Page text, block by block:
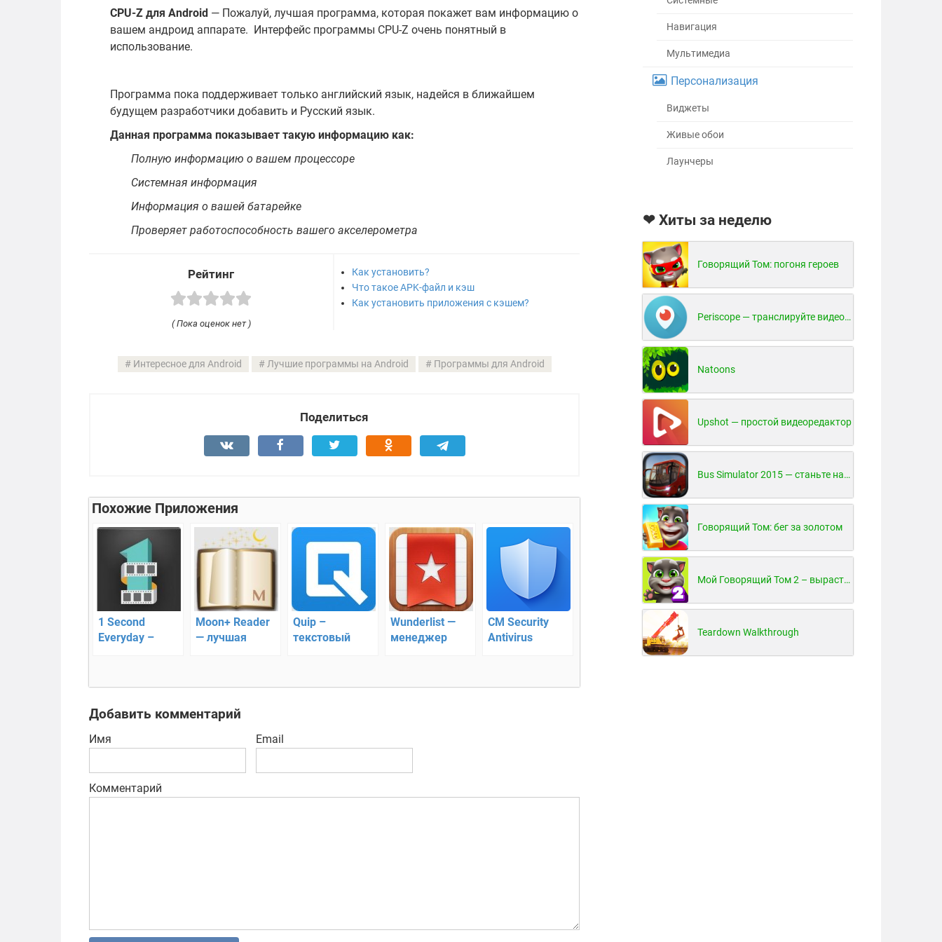
CPU-Z для Android — Пожалуй, лучшая программа, которая покажет вам информацию о
вашем андроид аппарате. Интерфейс программы CPU-Z очень понятный в
использование.
Программа пока поддерживает только английский язык, надейся в ближайшем
будущем разработчики добавить и Русский язык.
Данная программа показывает такую информацию как:
Полную информацию о вашем процессоре
Системная информация
Информация о вашей батарейке
Проверяет работоспособность вашего акселерометра
Рейтинг
( Пока оценок нет )
Как установить?
Что такое APK-файл и кэш
Как установить приложения с кэшем?
Интересное для Android Лучшие программы на Android Программы для Android
Поделиться
Похожие Приложения
1 Second
Everyday –
Moon+ Reader
— лучшая
Quip –
текстовый
Wunderlist —
менеджер
CM Security
Antivirus
Добавить комментарий
Имя Email
Комментарий
Навигация
Мультимедиа
Персонализация
Виджеты
Живые обои
Лаунчеры
❤ Хиты за неделю
Говорящий Том: погоня героев
Periscope — транслируйте видео в реальном времени!
Natoons
Upshot — простой видеоредактор
Bus Simulator 2015 — станьте настоящим водителем автобуса!
Говорящий Том: бег за золотом
Мой Говорящий Том 2 – вырасти и воспитай своего котенка
Teardown Walkthrough